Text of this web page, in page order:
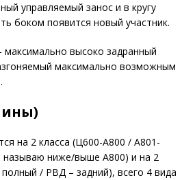
управляемый занос и в кругу
боком появится новый участник.
высоко задранный
максимально возможным
на 2 класса (Ц600-А800 / А801-
называю ниже/выше А800) и на 2
/ РВД – задний), всего 4 вида